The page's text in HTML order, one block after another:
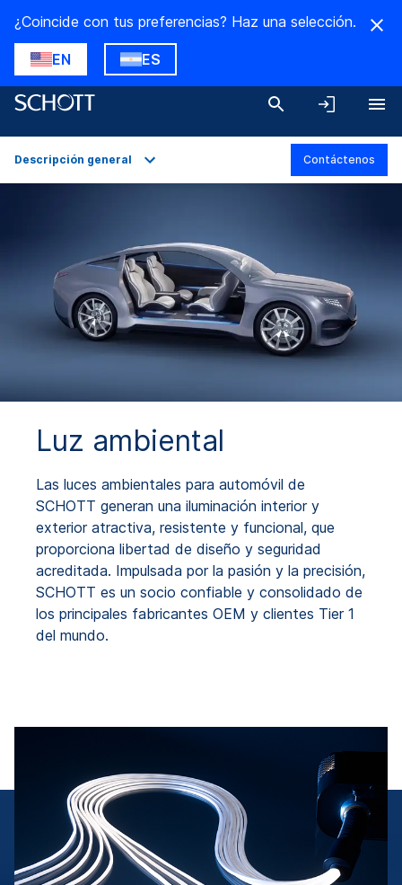
¿Coincide con tus preferencias? Haz una selección.
EN ES
Datos técnicos
Variantes del producto
Descargas
Descripción general Contáctenos
Luz ambiental
Las luces ambientales para automóvil de
SCHOTT generan una iluminación interior y
exterior atractiva, resistente y funcional, que
proporciona libertad de diseño y seguridad
acreditada. Impulsada por la pasión y la precisión,
SCHOTT es un socio confiable y consolidado de
los principales fabricantes OEM y clientes Tier 1
del mundo.